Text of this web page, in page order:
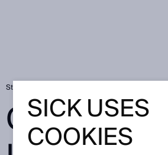
Startside
SICK USES
COOKIES